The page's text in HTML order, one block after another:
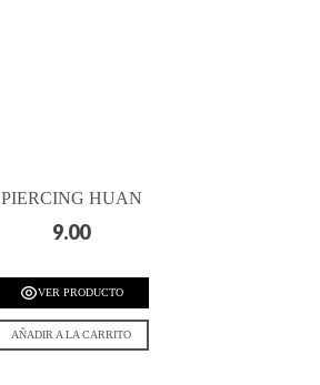
PIERCING HUAN
9.00
VER PRODUCTO
AÑADIR A LA CARRITO